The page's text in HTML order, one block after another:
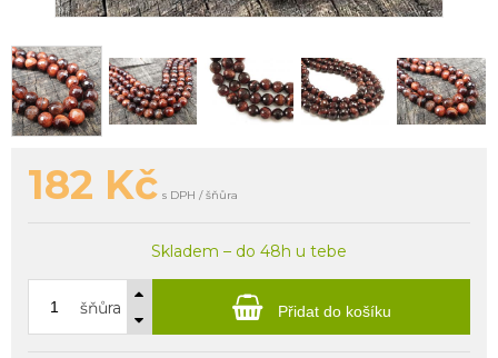
182 Kč s DPH / šňůra
Skladem – do 48h u tebe
šňůra Přidat do košíku